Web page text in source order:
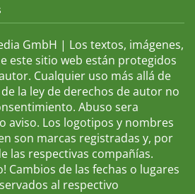
GmbH | Los textos, imágenes,
este sitio web están protegidos
Cualquier uso más allá de
la ley de derechos de autor no
Abuso sera
aviso. Los logotipos y nombres
son marcas registradas y, por
las respectivas compañías.
Cambios de las fechas o lugares
al respectivo